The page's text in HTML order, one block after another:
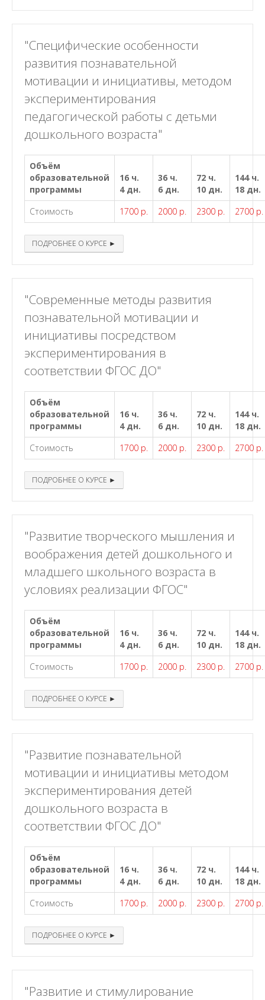
"Специфические особенности
развития познавательной
мотивации и инициативы, методом
экспериментирования
педагогической работы с детьми
дошкольного возраста"
Объём
образовательной
программы
16 ч.
4 дн.
36 ч.
6 дн.
72 ч.
10 дн.
144 ч.
18 дн.
Стоимость
1700 р. 2000 р. 2300 р. 2700 р.
ПОДРОБНЕЕ О КУРСЕ ►
"Современные методы развития
познавательной мотивации и
инициативы посредством
экспериментирования в
соответствии ФГОС ДО"
Объём
образовательной
программы
16 ч.
4 дн.
36 ч.
6 дн.
72 ч.
10 дн.
144 ч.
18 дн.
Стоимость
1700 р. 2000 р. 2300 р. 2700 р.
ПОДРОБНЕЕ О КУРСЕ ►
"Развитие творческого мышления и
воображения детей дошкольного и
младшего школьного возраста в
условиях реализации ФГОС"
Объём
образовательной
программы
16 ч.
4 дн.
36 ч.
6 дн.
72 ч.
10 дн.
144 ч.
18 дн.
Стоимость
1700 р. 2000 р. 2300 р. 2700 р.
ПОДРОБНЕЕ О КУРСЕ ►
"Развитие познавательной
мотивации и инициативы методом
экспериментирования детей
дошкольного возраста в
соответствии ФГОС ДО"
Объём
образовательной
программы
16 ч.
4 дн.
36 ч.
6 дн.
72 ч.
10 дн.
144 ч.
18 дн.
Стоимость
1700 р. 2000 р. 2300 р. 2700 р.
ПОДРОБНЕЕ О КУРСЕ ►
"Развитие и стимулирование